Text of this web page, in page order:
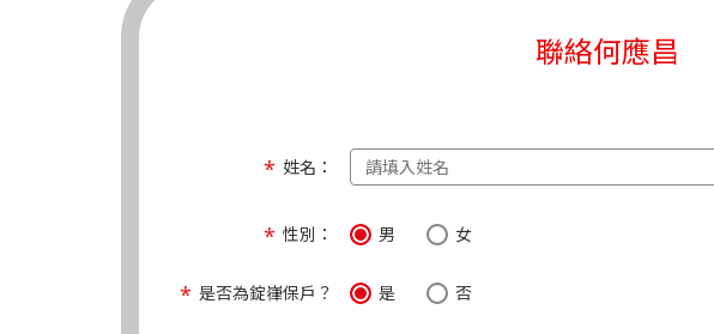
聯絡何應昌
姓名：
性別： 男 女
是否為錠嵂保戶？ 是 否